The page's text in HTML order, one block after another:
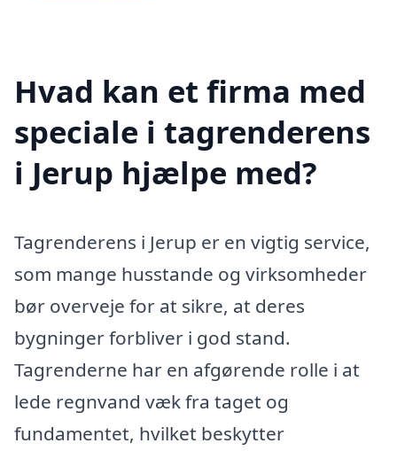
Hvad kan et firma med
speciale i tagrenderens
i Jerup hjælpe med?
Tagrenderens i Jerup er en vigtig service,
som mange husstande og virksomheder
bør overveje for at sikre, at deres
bygninger forbliver i god stand.
Tagrenderne har en afgørende rolle i at
lede regnvand væk fra taget og
fundamentet, hvilket beskytter